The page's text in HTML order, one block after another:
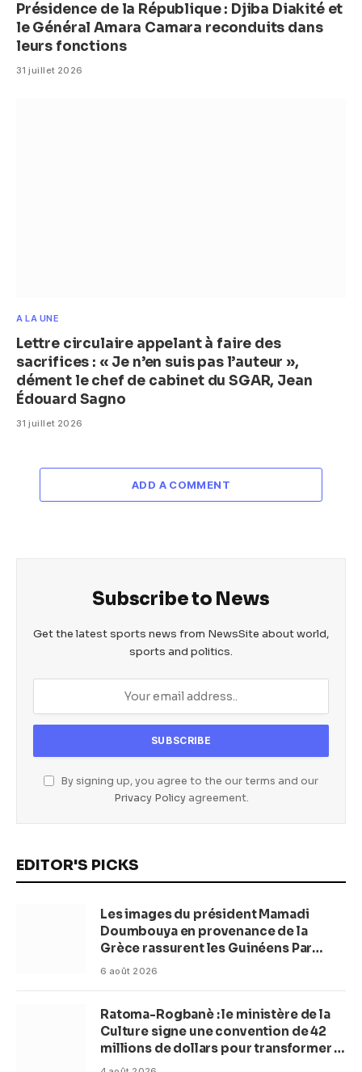
Présidence de la République : Djiba Diakité et
le Général Amara Camara reconduits dans
leurs fonctions
31 juillet 2026
A LA UNE
Lettre circulaire appelant à faire des
sacrifices : « Je n’en suis pas l’auteur »,
dément le chef de cabinet du SGAR, Jean
Édouard Sagno
31 juillet 2026
ADD A COMMENT
Subscribe to News
Get the latest sports news from NewsSite about world,
sports and politics.
By signing up, you agree to the our terms and our
Privacy Policyagreement.
EDITOR'S PICKS
Les images du président Mamadi
Doumbouya en provenance de la
Grèce rassurent les Guinéens Par
(Macka Baldé)
6 août 2026
Ratoma-Rogbanè : le ministère de la
Culture signe une convention de 42
millions de dollars pour transformer la
plage en complexe balnéaire